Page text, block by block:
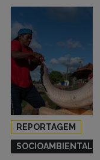
REPORTAGEM
SOCIOAMBIENTAL